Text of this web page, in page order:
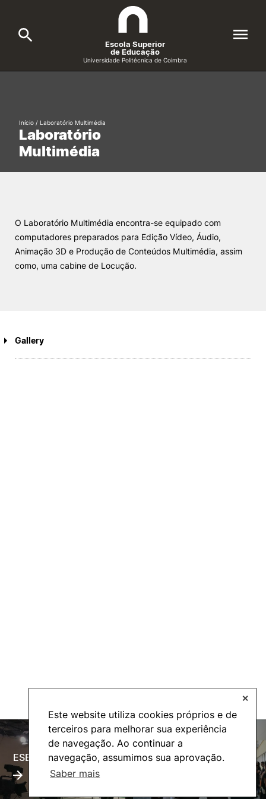
Este website utiliza cookies próprios e de
terceiros para melhorar sua experiência
de navegação. Ao continuar a
navegação, assumimos sua aprovação.
Saber mais
✕
Cursos
Candidatos
Investigação e Projetos
Alunos
Escola Superior
de Educação
Universidade Politécnica de Coimbra
Formative Offer
Laboratório
Multimédia
Início / Laboratório Multimédia
O Laboratório Multimédia encontra-se equipado com
computadores preparados para Edição Vídeo, Áudio,
Animação 3D e Produção de Conteúdos Multimédia, assim
como, uma cabine de Locução.
Gallery
ESECTV Alumni